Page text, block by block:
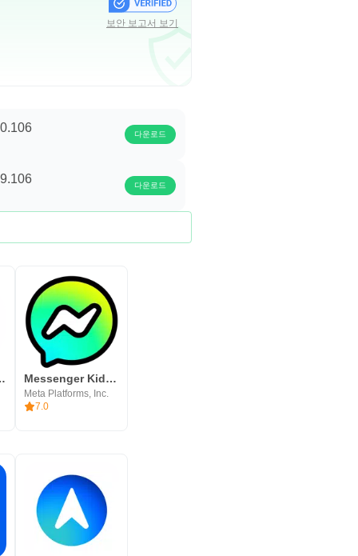
보안 보고서 보기
다운로드
다운로드
Messenger Kids – The Messaging
Meta Platforms, Inc.
7.0